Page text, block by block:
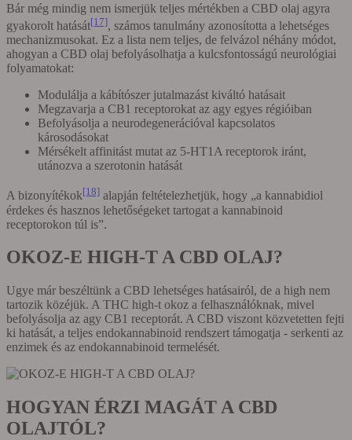
Bár még mindig nem ismerjük teljes mértékben a CBD olaj agyra
gyakorolt hatását[17], számos tanulmány azonosította a lehetséges
mechanizmusokat. Ez a lista nem teljes, de felvázol néhány módot,
ahogyan a CBD olaj befolyásolhatja a kulcsfontosságú neurológiai
folyamatokat:
Modulálja a kábítószer jutalmazást kiváltó hatásait
Megzavarja a CB1 receptorokat az agy egyes régióiban
Befolyásolja a neurodegenerációval kapcsolatos
károsodásokat
Mérsékelt affinitást mutat az 5-HT1A receptorok iránt,
utánozva a szerotonin hatását
A bizonyítékok[18] alapján feltételezhetjük, hogy „a kannabidiol
érdekes és hasznos lehetőségeket tartogat a kannabinoid
receptorokon túl is”.
OKOZ-E HIGH-T A CBD OLAJ?
Ugye már beszéltünk a CBD lehetséges hatásairól, de a high nem
tartozik közéjük. A THC high-t okoz a felhasználóknak, mivel
befolyásolja az agy CB1 receptorát. A CBD viszont közvetetten fejti
ki hatását, a teljes endokannabinoid rendszert támogatja - serkenti az
enzimek és az endokannabinoid termelését.
HOGYAN ÉRZI MAGÁT A CBD
OLAJTÓL?